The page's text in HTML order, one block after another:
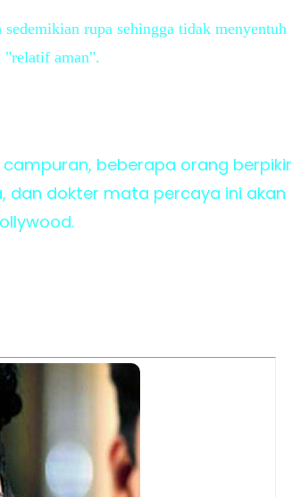
rupa sehingga tidak menyentuh
"relatif aman".
beberapa orang berpikir
dan dokter mata percaya ini akan